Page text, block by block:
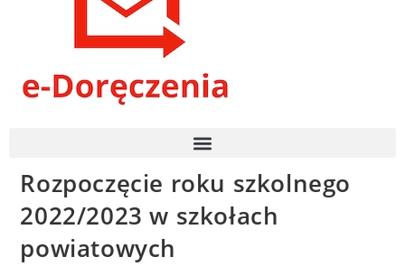
Rozpoczęcie roku szkolnego
2022/2023 w szkołach
powiatowych